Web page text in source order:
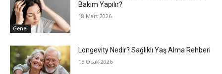
Genel
Bakım Yapılır?
18 Mart 2026
Longevity Nedir? Sağlıklı Yaş Alma Rehberi
15 Ocak 2026